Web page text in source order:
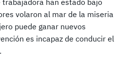
trabajadora han estado bajo
volaron al mar de la miseria
puede ganar nuevos
es incapaz de conducir el